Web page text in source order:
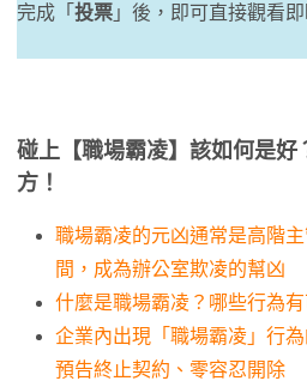
完成「 投票 」後，即可直接觀看
碰上【職場霸凌】該如何是好
方！
職場霸凌的元凶通常是高階
間，成為辦公室欺凌的幫凶
什麼是職場霸凌？哪些行為
企業內出現「職場霸凌」行
預告終止契約、零容忍開除